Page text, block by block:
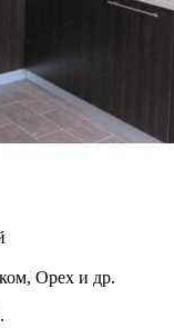
Орех и др.